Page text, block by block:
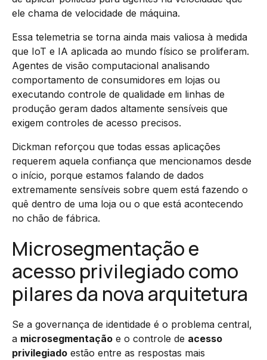
ele chama de velocidade de máquina.
Essa telemetria se torna ainda mais valiosa à medida
que IoT e IA aplicada ao mundo físico se proliferam.
Agentes de visão computacional analisando
comportamento de consumidores em lojas ou
executando controle de qualidade em linhas de
produção geram dados altamente sensíveis que
exigem controles de acesso precisos.
Dickman reforçou que todas essas aplicações
requerem aquela confiança que mencionamos desde
o início, porque estamos falando de dados
extremamente sensíveis sobre quem está fazendo o
quê dentro de uma loja ou o que está acontecendo
no chão de fábrica.
Microsegmentação e
acesso privilegiado como
pilares da nova arquitetura
Se a governança de identidade é o problema central,
a microsegmentação e o controle de acesso
privilegiado estão entre as respostas mais